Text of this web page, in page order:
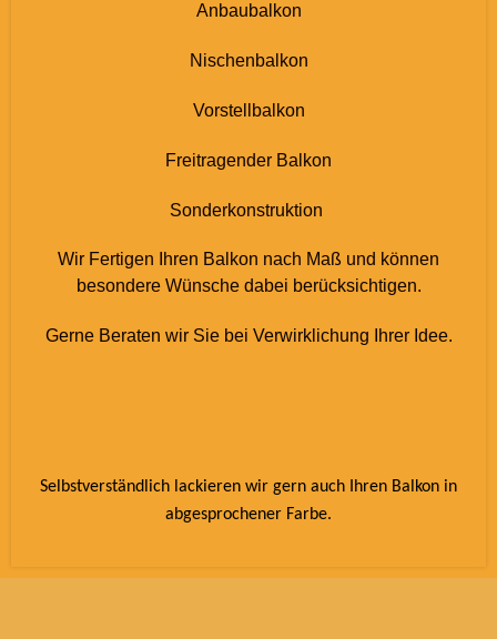
Anbaubalkon
Nischenbalkon
Vorstellbalkon
Freitragender Balkon
Sonderkonstruktion
Wir Fertigen Ihren Balkon nach Maß und können
besondere Wünsche dabei berücksichtigen.
Gerne Beraten wir Sie bei Verwirklichung Ihrer Idee.
Selbstverständlich lackieren wir gern auch Ihren Balkon in
abgesprochener Farbe.